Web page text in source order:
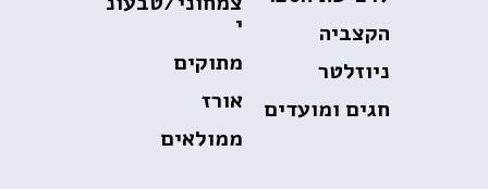
הקצביה
ניוזלטר
חגים ומועדים
י
מתוקים
אורז
ממולאים